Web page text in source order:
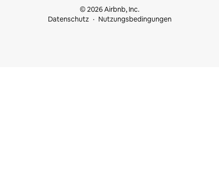
© 2026 Airbnb, Inc.
Datenschutz
Nutzungsbedingungen